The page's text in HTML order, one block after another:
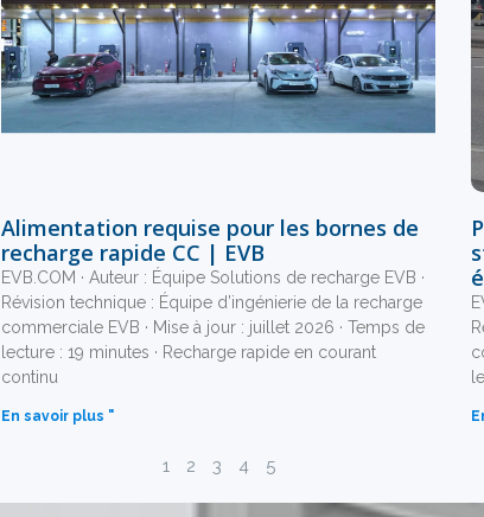
Alimentation requise pour les bornes de
recharge rapide CC | EVB
EVB.COM · Auteur : Équipe Solutions de recharge EVB ·
Révision technique : Équipe d’ingénierie de la recharge
commerciale EVB · Mise à jour : juillet 2026 · Temps de
lecture : 19 minutes · Recharge rapide en courant
continu
En savoir plus "
1 2 3 4 5